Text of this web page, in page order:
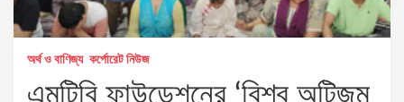
অর্থ ও বাণিজ্য কর্পোরেট নিউজ
এমটিবি ফাউন্ডেশনের ‘বিশ্ব অটিজম